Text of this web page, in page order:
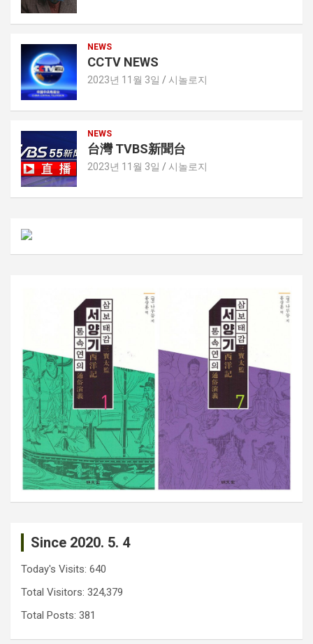
NEWS
CCTV NEWS
2023년 11월 3일 시놀로지
NEWS
台灣 TVBS新聞台
2023년 11월 3일 시놀로지
Since 2020. 5. 4
Today's Visits: 640
Total Visitors: 324,379
Total Posts: 381